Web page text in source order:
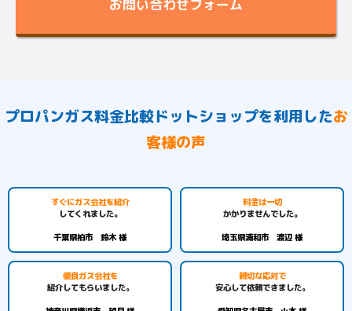
お問い合わせフォーム
プロパンガス料金比較ドットショップを利用したお
客様の声
すぐにガス会社を紹介
してくれました。
千葉県柏市 鈴木 様
料金は一切
かかりませんでした。
埼玉県浦和市 渡辺 様
優良ガス会社を
紹介してもらいました。
親切な応対で
安心して依頼できました。